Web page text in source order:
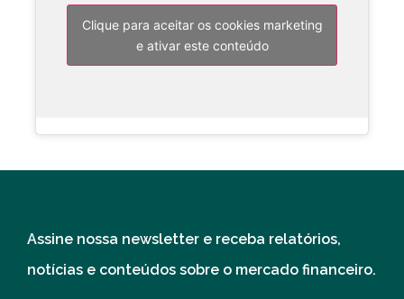
Clique para aceitar os cookies marketing
e ativar este conteúdo
Assine nossa newsletter e receba relatórios,
notícias e conteúdos sobre o mercado financeiro.